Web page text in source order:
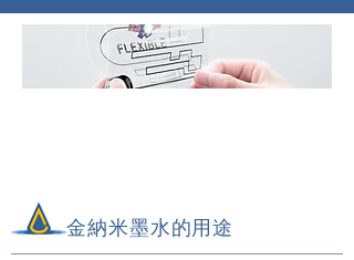
金納米墨水的用途